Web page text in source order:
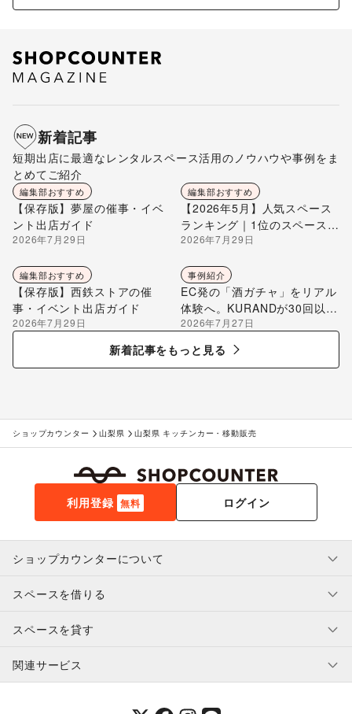
新着記事
短期出店に最適なレンタルスペース活用のノウハウや事例をま
とめてご紹介
編集部おすすめ
【保存版】夢屋の催事・イベ
ント出店ガイド
2026年7月29日
編集部おすすめ
【2026年5月】人気スペース
ランキング｜1位のスペースを
編集部が解説
2026年7月29日
編集部おすすめ
【保存版】西鉄ストアの催
事・イベント出店ガイド
2026年7月29日
事例紹介
EC発の「酒ガチャ」をリアル
体験へ。KURANDが30回以上
のポップアップ出店で届け
る“新しいお酒との出会い”
2026年7月27日
新着記事をもっと見る
ショップカウンター 山梨県 山梨県 キッチンカー・移動販売
利用登録 無料 ログイン
ショップカウンターについて
利用規約・ガイドライン
特定商取引法に基づく表示
補償プログラム
スペースを借りる
スペースを借りたい人へ
ユーザー利用規約
提携パートナー
スペースを貸す
スペースを貸したい方へ
オーナー利用規約
関連サービス